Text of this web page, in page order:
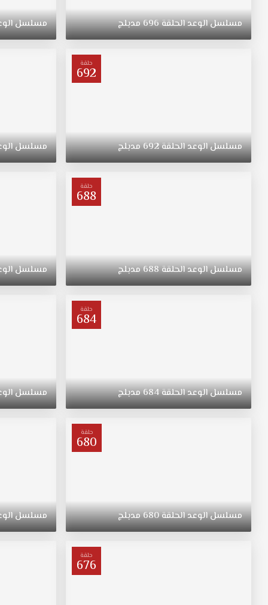
التي
ولدت
في
مدبلج
الحلقة
تبقى
"ريهان"
458
مدبلج
قصة
متواضعة
وشابة
وجميلة
مسلسلالوعدالحلقة696مدبلج مسلسل
حلقة
692
مسلسلالوعدالحلقة692مدبلج مسلسل
حلقة
688
مسلسلالوعدالحلقة688مدبلج مسلسل
حلقة
684
مسلسلالوعدالحلقة684مدبلج مسلسل
حلقة
680
مسلسلالوعدالحلقة680مدبلج مسلسل
حلقة
676